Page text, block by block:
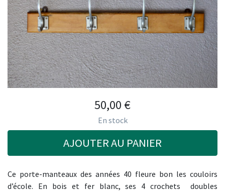
50,00 €
En stock
AJOUTER AU PANIER
Ce porte-manteaux des années 40 fleure bon les couloirs
d’école. En bois et fer blanc, ses 4 crochets doubles